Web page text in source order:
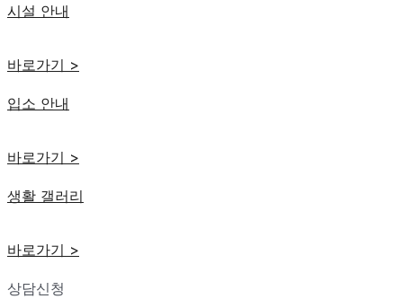
시설 안내
바로가기 >
입소 안내
바로가기 >
생활 갤러리
바로가기 >
상담신청